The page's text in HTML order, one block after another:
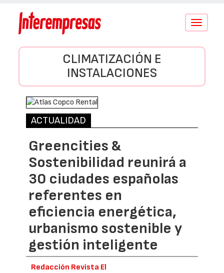
Conmutar
CLIMATIZACIÓN E
INSTALACIONES
ACTUALIDAD
Greencities &
Sostenibilidad reunirá a
30 ciudades españolas
referentes en
eficiencia energética,
urbanismo sostenible y
gestión inteligente
Redacción Revista El